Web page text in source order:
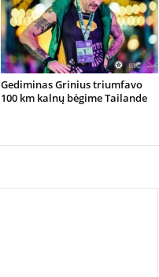
Gediminas Grinius triumfavo
100 km kalnų bėgime Tailande